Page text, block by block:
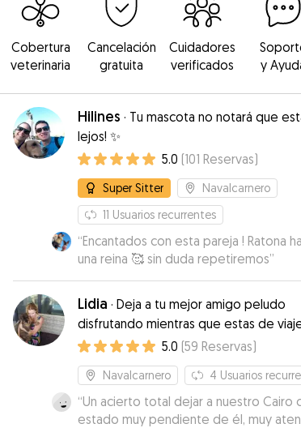
Cobertura
veterinaria
Cancelación
gratuita
Cuidadores
verificados
y
Hilines · Tu mascota no notará que
lejos! ✨
5.0 (101 Reservas)
Super Sitter
Navalcarnero
11 Usuarios recurrentes
“Encantados con esta pareja ! Ratona
una reina 🥰 sin duda repetiremos”
Lidia · Deja a tu mejor amigo peludo
disfrutando mientras que estas de
vacaciones
5.0 (59 Reservas)
Navalcarnero 4 Usuarios
“Un acierto total dejar a nuestro Cairo
estado muy pendiente de él, muy